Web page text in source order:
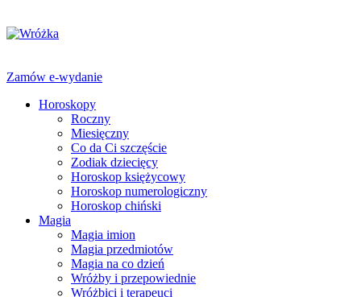
Zamów e-wydanie
Horoskopy
Roczny
Miesięczny
Co da Ci szczęście
Zodiak dziecięcy
Horoskop księżycowy
Horoskop numerologiczny
Horoskop chiński
Magia
Magia imion
Magia przedmiotów
Magia na co dzień
Wróżby i przepowiednie
Wróżbici i terapeuci